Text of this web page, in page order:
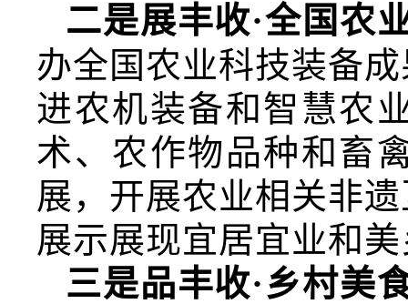
二是展丰收·全国农
办全国农业科技装备
进农机装备和智慧农
术、农作物品种和畜
展，开展农业相关非
展示展现宜居宜业和
三是品丰收·乡村美